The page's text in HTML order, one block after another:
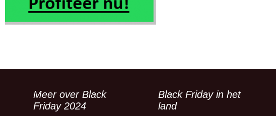
Meer over Black
Friday 2024
Black Friday in het
land